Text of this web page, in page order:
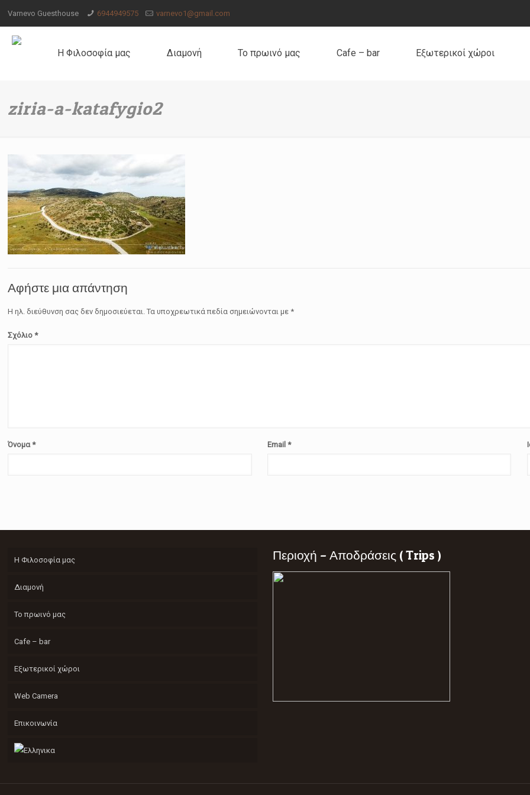
Varnevo Guesthouse 6944949575 varnevo1@gmail.com
Η Φιλοσοφία μας Διαμονή Το πρωινό μας Cafe – bar Εξωτερικοί χώροι
ziria-a-katafygio2
Αφήστε μια απάντηση
Η ηλ. διεύθυνση σας δεν δημοσιεύεται. Τα υποχρεωτικά πεδία σημειώνονται με *
Σχόλιο*
Όνομα* Email*
Η Φιλοσοφία μας
Διαμονή
Το πρωινό μας
Cafe – bar
Εξωτερικοί χώροι
Web Camera
Επικοινωνία
Περιοχή – Αποδράσεις ( Trips )